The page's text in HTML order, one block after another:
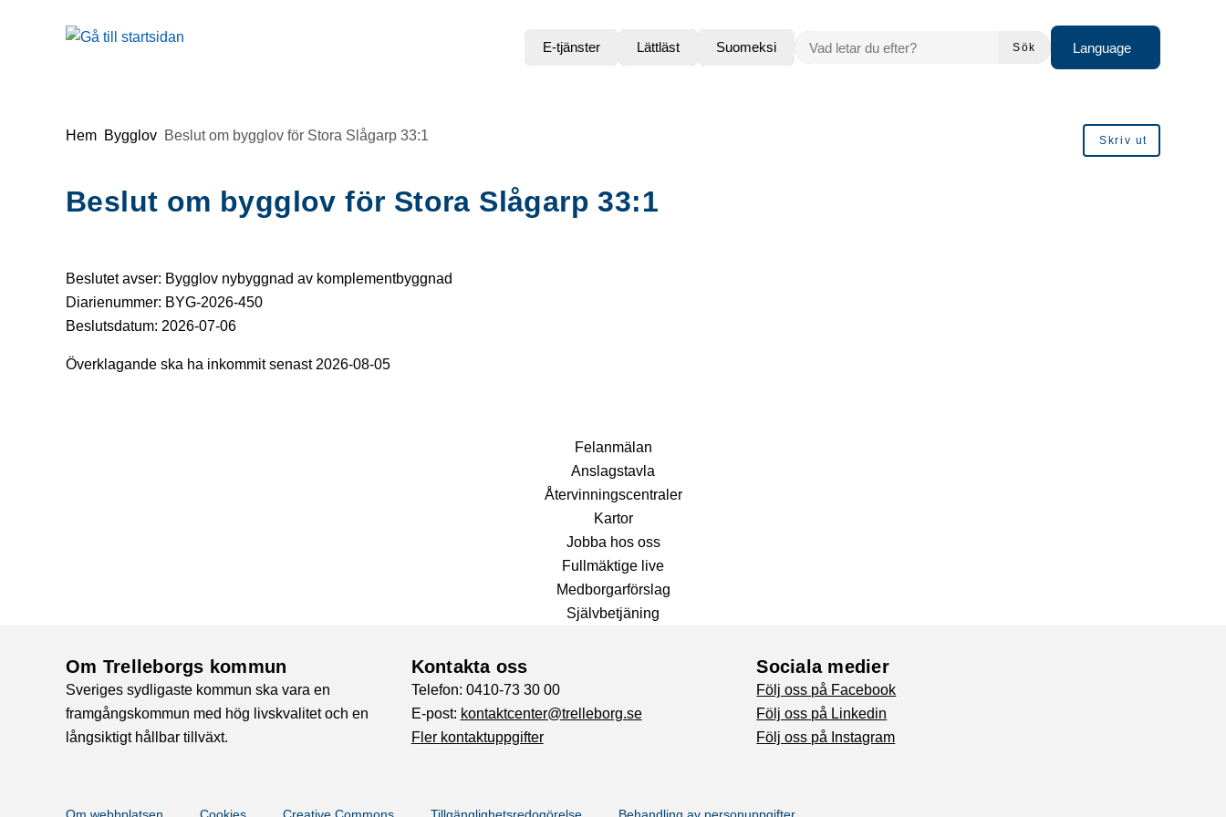
Gå till innehåll
E-tjänster
Lättläst Suomeksi
VAD LETAR DU EFTER?
Sök
Language
Du är här:
Hem Bygglov Beslut om bygglov för Stora Slågarp 33:1 Skriv ut
Beslut om bygglov för Stora Slågarp 33:1
Beslutet avser: Bygglov nybyggnad av komplementbyggnad
Diarienummer: BYG-2026-450
Beslutsdatum: 2026-07-06
Överklagande ska ha inkommit senast 2026-08-05
Fel­anmälan
Anslags­tavla
Återvinnings­centraler
Kartor
Jobba hos oss
Fullmäktige live
Medborgarförslag
Självbetjäning
Om Trelleborgs kommun
Sveriges sydligaste kommun ska vara en
framgångskommun med hög livskvalitet och en
långsiktigt hållbar tillväxt.
Kontakta oss
Telefon: 0410-73 30 00
E-post: kontaktcenter@trelleborg.se
Fler kontaktuppgifter
Sociala medier
Följ oss på Facebook
Följ oss på Linkedin
Följ oss på Instagram
Om webbplatsen Cookies Creative Commons Tillgänglighetsredogörelse Behandling av personuppgifter